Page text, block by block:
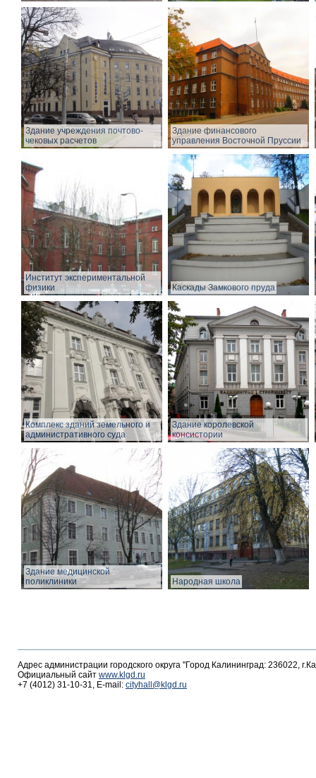
Здание учреждения почтово-
чековых расчетов
Здание финансового
управления Восточной Пруссии
Институт экспериментальной
физики
Каскады Замкового пруда
Комплекс зданий земельного и
административного суда
Здание королевской
консистории
Здание медицинской
поликлиники
Народная школа
Адрес администрации городского округа "Город Калининград: 236022,
Официальный сайт www.klgd.ru
+7 (4012) 31-10-31, E-mail: cityhall@klgd.ru